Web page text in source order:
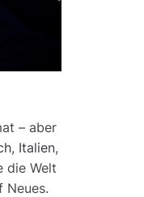
– aber
, Italien,
die Welt
Neues.